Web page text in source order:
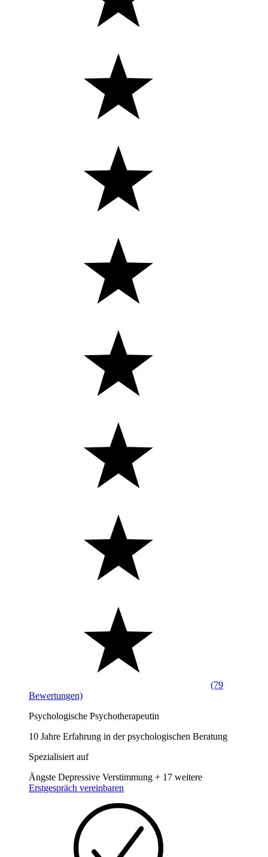
(79
Bewertungen)
Psychologische Psychotherapeutin
10 Jahre Erfahrung in der psychologischen Beratung
Spezialisiert auf
Ängste Depressive Verstimmung + 17 weitere
Erstgespräch vereinbaren